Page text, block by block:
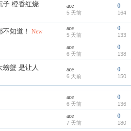
子 橙香红烧
ace
5 天前
0
164
知道！ New ace
5 天前
0
133
ace
6 天前
0
138
螃蟹 是让人
ace
6 天前
0
150
ace
6 天前
0
136
ace
7 天前
0
180